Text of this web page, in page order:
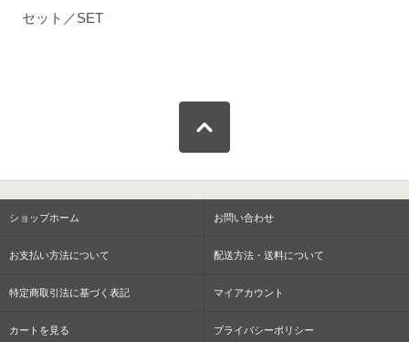
セット／SET
ショップホーム お問い合わせ
お支払い方法について 配送方法・送料について
特定商取引法に基づく表記 マイアカウント
カートを見る プライバシーポリシー